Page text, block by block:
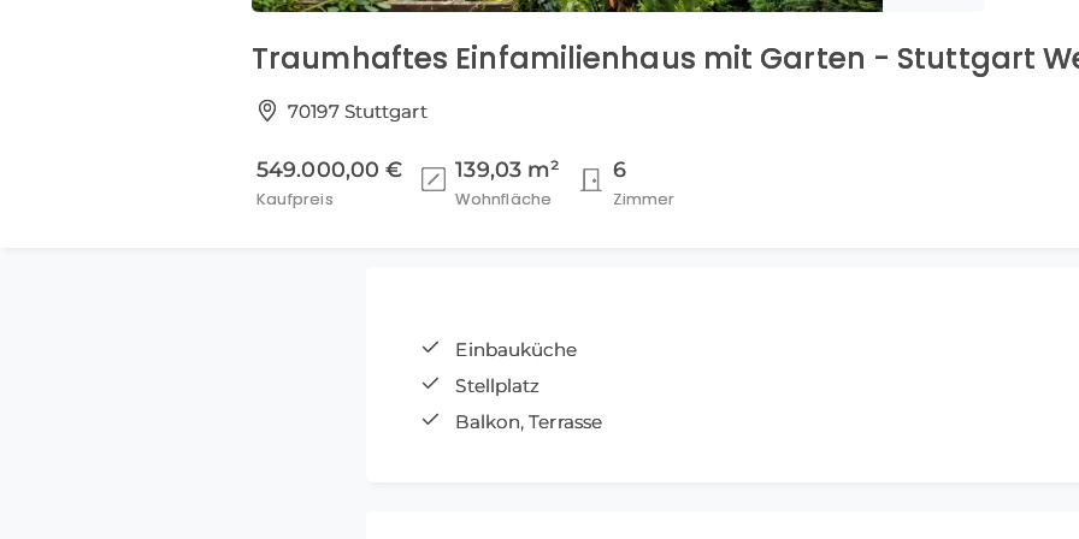
Traumhaftes Einfamilienhaus mit Garten - Stuttgart
70197 Stuttgart
549.000,00 €
Kaufpreis
139,03 m²
Wohnfläche
6
Zimmer
Einbauküche
Stellplatz
Balkon, Terrasse